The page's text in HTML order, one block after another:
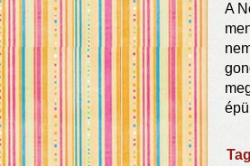
A